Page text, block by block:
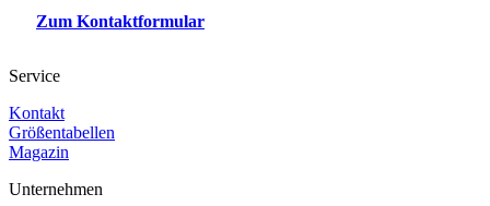
Zum Kontaktformular
Service
Kontakt
Größentabellen
Magazin
Unternehmen